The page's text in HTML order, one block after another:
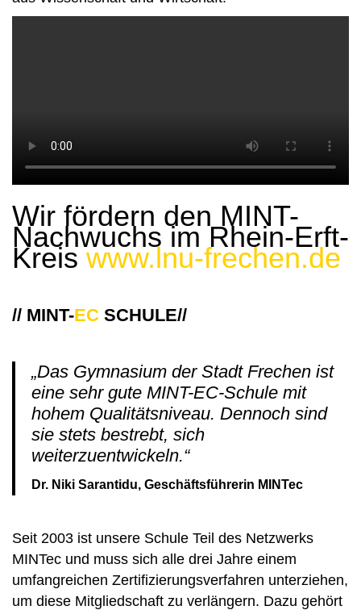
Wir fördern den MINT-
Nachwuchs im Rhein-Erft-
Kreiswww.lnu-frechen.de
// MINT-EC SCHULE//
„Das Gymnasium der Stadt Frechen ist
eine sehr gute MINT-EC-Schule mit
hohem Qualitätsniveau. Dennoch sind
sie stets bestrebt, sich
weiterzuentwickeln.“
Dr. Niki Sarantidu, Geschäftsführerin MINTec
Seit 2003 ist unsere Schule Teil des Netzwerks
MINTec und muss sich alle drei Jahre einem
umfangreichen Zertifizierungsverfahren unterziehen,
um diese Mitgliedschaft zu verlängern. Dazu gehört